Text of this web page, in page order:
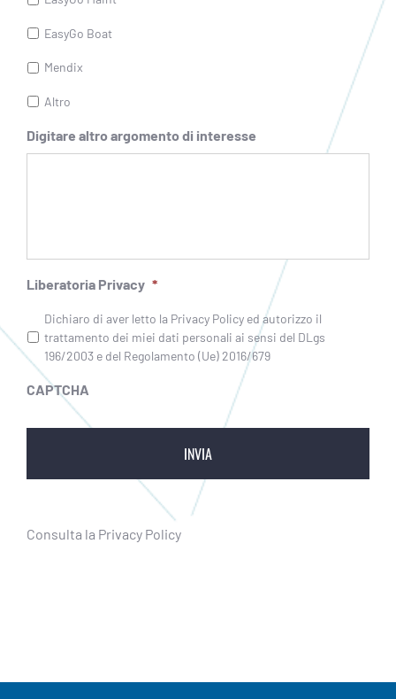
EasyGo Boat
Mendix
Altro
Digitare altro argomento di interesse
Liberatoria Privacy *
Dichiaro di aver letto la Privacy Policy ed autorizzo il
trattamento dei miei dati personali ai sensi del DLgs
196/2003 e del Regolamento (Ue) 2016/679
CAPTCHA
Consulta la Privacy Policy